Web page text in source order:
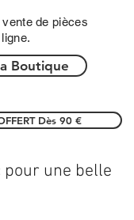
de pièces
Boutique
Dès 90 €
une belle